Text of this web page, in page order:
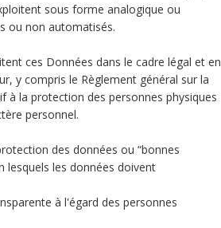
sous forme analogique ou
ou non automatisés.
ces Données dans le cadre légal et en
y compris le Règlement général sur la
à la protection des personnes physiques
personnel.
des données ou “bonnes
les données doivent
à l'égard des personnes